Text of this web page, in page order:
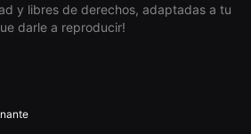
y libres de derechos, adaptadas a tu
darle a reproducir!